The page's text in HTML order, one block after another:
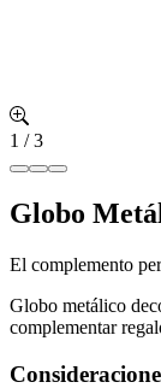
1 /3
Globo
El complemento
Globo metálico
complementar